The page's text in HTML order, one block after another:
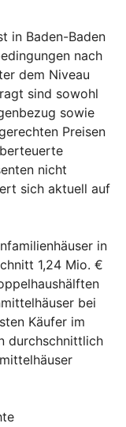
in Baden-Baden
nach
dem Niveau
sind sowohl
sowie
Preisen
nicht
sich aktuell auf
in
1,24 Mio. €
bei
Käufer im
durchschnittlich